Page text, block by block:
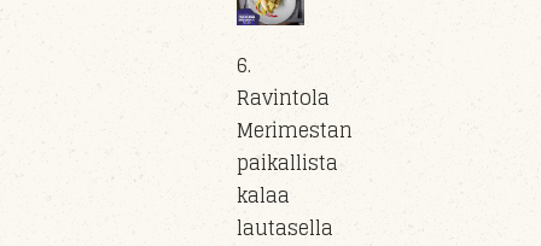
6.
Ravintola
Merimestan
paikallista
kalaa
lautasella